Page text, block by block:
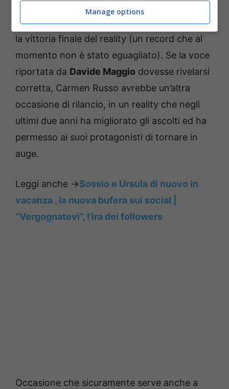
Nudo che ha già fatto il passaggio al Grande
Fratello Vip conquistando anche in quel caso
la vittoria finale del reality (un record che al
momento non è stato eguagliato). Se la voce
riportata da Davide Maggio dovesse rivelarsi
corretta, Carmen Russo avrebbe un’altra
occasione di rilancio, in un reality che negli
ultimi due anni ha migliorato gli ascolti ed ha
permesso ai suoi protagonisti di tornare in
auge.
Leggi anche ->Sossio e Ursula di nuovo in
vacanza , la nuova bufera sui social |
“Vergognatevi”, l’ira dei followers
Occasione che sicuramente serve anche a
Manage options